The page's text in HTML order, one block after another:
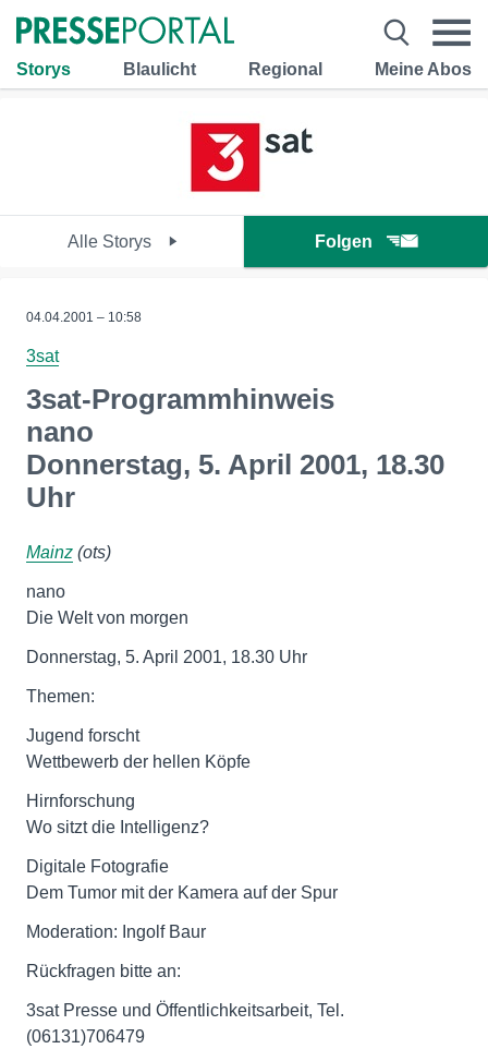
Storys Blaulicht Regional Meine Abos
Alle Storys Folgen
04.04.2001 – 10:58
3sat
3sat-Programmhinweis
nano
Donnerstag, 5. April 2001, 18.30
Uhr
Mainz (ots)
nano
Die Welt von morgen
Donnerstag, 5. April 2001, 18.30 Uhr
Themen:
Jugend forscht
Wettbewerb der hellen Köpfe
Hirnforschung
Wo sitzt die Intelligenz?
Digitale Fotografie
Dem Tumor mit der Kamera auf der Spur
Moderation: Ingolf Baur
Rückfragen bitte an:
3sat Presse und Öffentlichkeitsarbeit, Tel.
(06131)706479